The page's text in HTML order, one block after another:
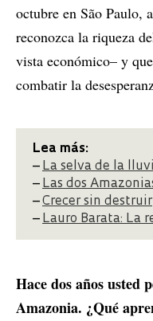
octubre en São Paulo,
reconozca la riqueza
vista económico– y
combatir la
Lea más:
– La selva de la
– Las dos
–Crecer sin destruir
– Lauro Barata: La
Hace dos años usted
Amazonia. ¿Qué